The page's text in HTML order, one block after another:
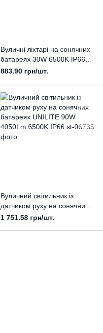
Вуличні ліхтарі на сонячних
батареях 30W 6500K IP66
Економ
883.90 грн/шт.
Вуличний світильник із
датчиком руху на сонячних
батареях UNILITE 90W
1 751.58 грн/шт.